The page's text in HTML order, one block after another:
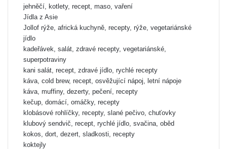
jehněčí, kotlety, recept, maso, vaření
Jídla z Asie
Jollof rýže, africká kuchyně, recepty, rýže, vegetariánské
jídlo
kadeřávek, salát, zdravé recepty, vegetariánské,
superpotraviny
kani salát, recept, zdravé jídlo, rychlé recepty
káva, cold brew, recept, osvěžující nápoj, letní nápoje
káva, muffiny, dezerty, pečení, recepty
kečup, domácí, omáčky, recepty
klobásové rohlíčky, recepty, slané pečivo, chuťovky
klubový sendvič, recept, rychlé jídlo, svačina, oběd
kokos, dort, dezert, sladkosti, recepty
koktejly